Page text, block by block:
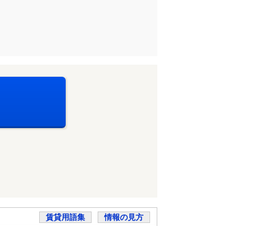
賃貸用語集 情報の見方